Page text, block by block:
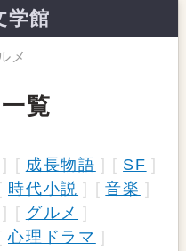
学館
メ
覧
] [ 成長物語 ] [ SF ]
[ 時代小説 ] [ 音楽 ]
] [ グルメ ]
[ 心理ドラマ ]